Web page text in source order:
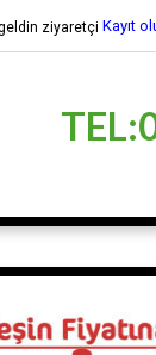
ziyaretçi Kayıt